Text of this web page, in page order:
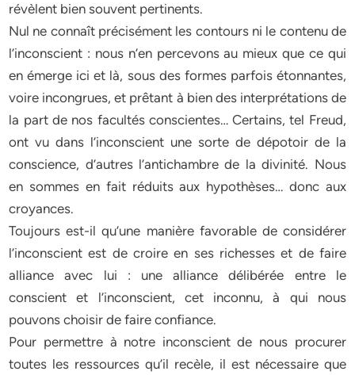
révèlent bien souvent pertinents.
Nul ne connaît précisément les contours ni le contenu de
l’inconscient : nous n’en percevons au mieux que ce qui
en émerge ici et là, sous des formes parfois étonnantes,
voire incongrues, et prêtant à bien des interprétations de
la part de nos facultés conscientes… Certains, tel Freud,
ont vu dans l’inconscient une sorte de dépotoir de la
conscience, d’autres l’antichambre de la divinité. Nous
en sommes en fait réduits aux hypothèses… donc aux
croyances.
Toujours est-il qu’une manière favorable de considérer
l’inconscient est de croire en ses richesses et de faire
alliance avec lui : une alliance délibérée entre le
conscient et l’inconscient, cet inconnu, à qui nous
pouvons choisir de faire confiance.
Pour permettre à notre inconscient de nous procurer
toutes les ressources qu’il recèle, il est nécessaire que